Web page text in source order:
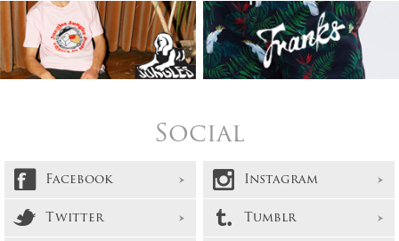
Social
Facebook
Instagram
Twitter
Tumblr